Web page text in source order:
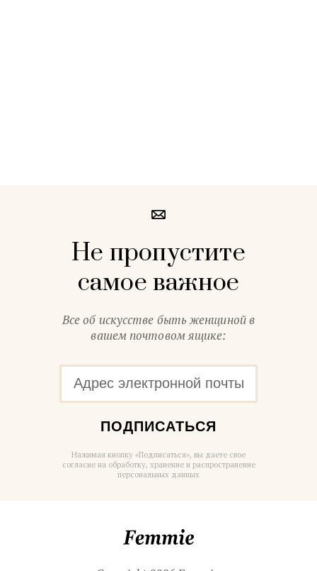
Не пропустите
самое важное
Все об искусстве быть женщиной в
вашем почтовом ящике:
ПОДПИСАТЬСЯ
Нажимая кнопку «Подписаться», вы даете свое
согласие на обработку, хранение и распространение
персональных данных